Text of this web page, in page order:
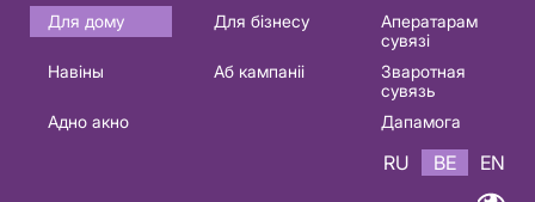
Основная
навигация
Для дому Для бізнесу
Аператарам
сувязі
Навіны
Аб кампаніі
Зваротная
сувязь
Адно акно
Дапамога
RU BE EN